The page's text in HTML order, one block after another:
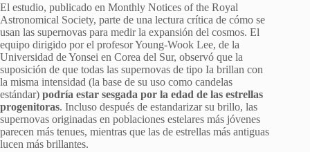
El estudio, publicado en Monthly Notices of the Royal
Astronomical Society, parte de una lectura crítica de cómo se
usan las supernovas para medir la expansión del cosmos. El
equipo dirigido por el profesor Young-Wook Lee, de la
Universidad de Yonsei en Corea del Sur, observó que la
suposición de que todas las supernovas de tipo Ia brillan con
la misma intensidad (la base de su uso como candelas
estándar) podría estar sesgada por la edad de las estrellas
progenitoras. Incluso después de estandarizar su brillo, las
supernovas originadas en poblaciones estelares más jóvenes
parecen más tenues, mientras que las de estrellas más antiguas
lucen más brillantes.